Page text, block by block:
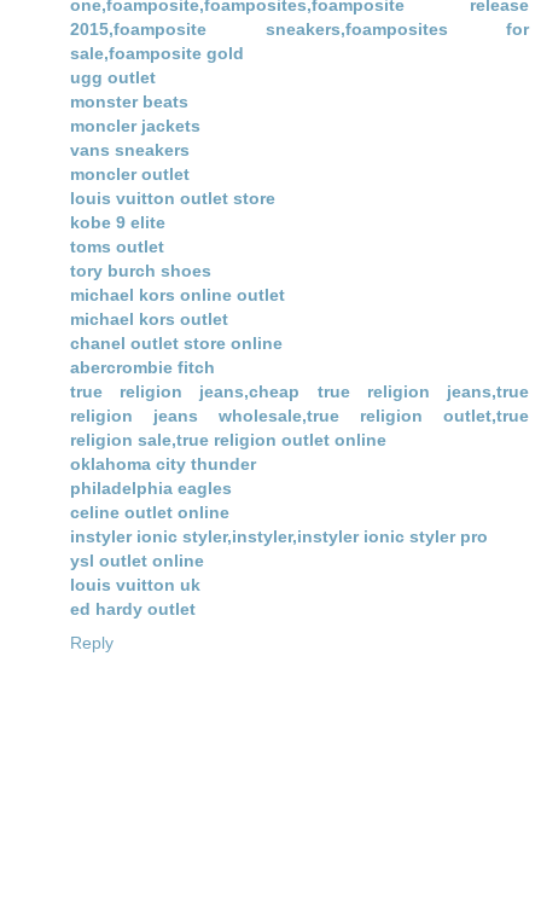
one,foamposite,foamposites,foamposite release
2015,foamposite sneakers,foamposites for
sale,foamposite gold
ugg outlet
monster beats
moncler jackets
vans sneakers
moncler outlet
louis vuitton outlet store
kobe 9 elite
toms outlet
tory burch shoes
michael kors online outlet
michael kors outlet
chanel outlet store online
abercrombie fitch
true religion jeans,cheap true religion jeans,true
religion jeans wholesale,true religion outlet,true
religion sale,true religion outlet online
oklahoma city thunder
philadelphia eagles
celine outlet online
instyler ionic styler,instyler,instyler ionic styler pro
ysl outlet online
louis vuitton uk
ed hardy outlet
Reply